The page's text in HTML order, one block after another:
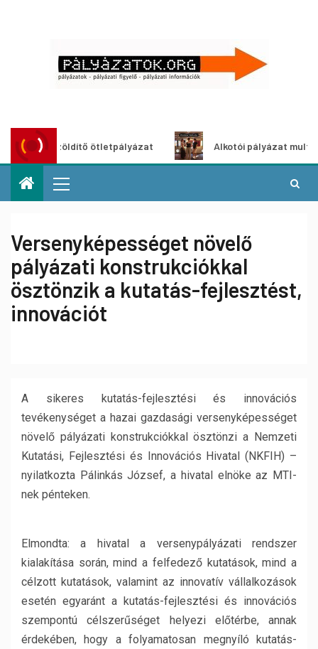
ötletpályázat Alkotói pályázat multimédia-
Versenyképességet növelő
pályázati konstrukciókkal
ösztönzik a kutatás-fejlesztést,
innovációt
A sikeres kutatás-fejlesztési és innovációs
tevékenységet a hazai gazdasági versenyképességet
növelő pályázati konstrukciókkal ösztönzi a Nemzeti
Kutatási, Fejlesztési és Innovációs Hivatal (NKFIH) –
nyilatkozta Pálinkás József, a hivatal elnöke az MTI-
nek pénteken.
Elmondta: a hivatal a versenypályázati rendszer
kialakítása során, mind a felfedező kutatások, mind a
célzott kutatások, valamint az innovatív vállalkozások
esetén egyaránt a kutatás-fejlesztési és innovációs
szempontú célszerűséget helyezi előtérbe, annak
érdekében, hogy a folyamatosan megnyíló kutatás-